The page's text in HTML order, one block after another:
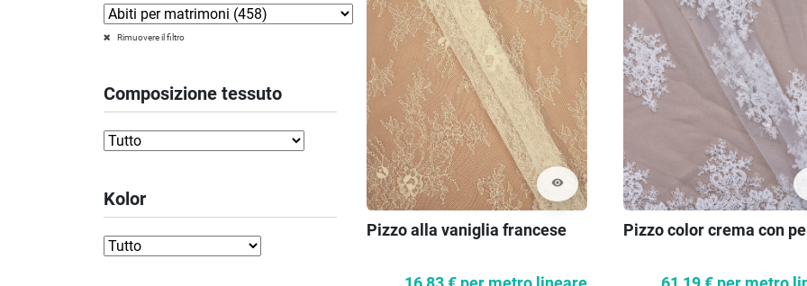
Rimuovere il filtro
Composizione tessuto
Kolor
visibility
Pizzo alla vaniglia francese Pizzo color crema con